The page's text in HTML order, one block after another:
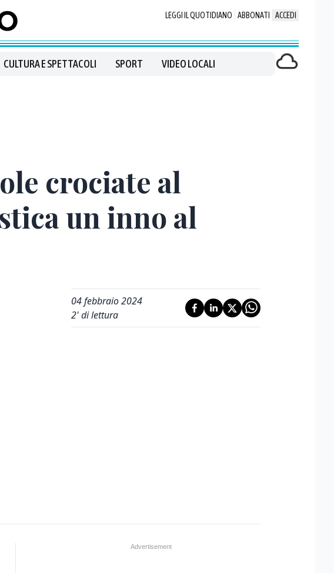
LEGGI IL QUOTIDIANO ABBONATI ACCEDI
CULTURA E SPETTACOLI SPORT VIDEO LOCALI
crociate al
un inno al
04 febbraio 2024
2' di lettura